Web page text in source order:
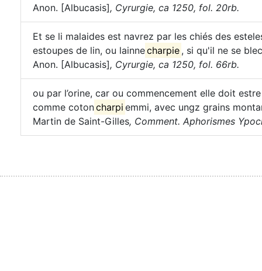
Anon. [Albucasis], Cyrurgie, ca 1250, fol. 20rb.
Et se li malaides est navrez par les chiés des
estoupes de lin, ou lainnecharpie , si qu'il ne se
Anon. [Albucasis], Cyrurgie, ca 1250, fol. 66rb.
ou par l’orine, car ou commencement elle doit
comme cotoncharpi emmi, avec ungz grains
Martin de Saint-Gilles, Comment. Aphorismes